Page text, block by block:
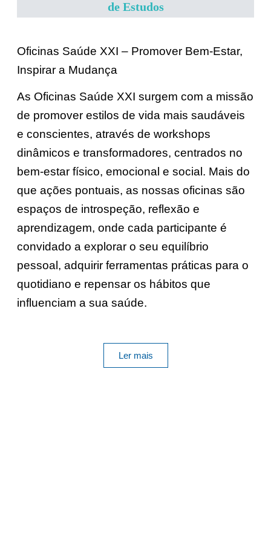
de Estudos
Oficinas Saúde XXI – Promover Bem-Estar,
Inspirar a Mudança
As Oficinas Saúde XXI surgem com a missão
de promover estilos de vida mais saudáveis
e conscientes, através de workshops
dinâmicos e transformadores, centrados no
bem-estar físico, emocional e social. Mais do
que ações pontuais, as nossas oficinas são
espaços de introspeção, reflexão e
aprendizagem, onde cada participante é
convidado a explorar o seu equilíbrio
pessoal, adquirir ferramentas práticas para o
quotidiano e repensar os hábitos que
influenciam a sua saúde.
Ler mais